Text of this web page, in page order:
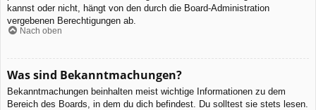
kannst oder nicht, hängt von den durch die Board-Administration
vergebenen Berechtigungen ab.
Nach oben
Was sind Bekanntmachungen?
Bekanntmachungen beinhalten meist wichtige Informationen zu dem
Bereich des Boards, in dem du dich befindest. Du solltest sie stets lesen.